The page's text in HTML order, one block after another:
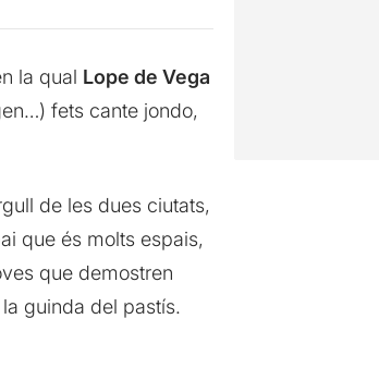
la qual Lope de Vega
fets cante jondo,
de les dues ciutats,
que és molts espais,
que demostren
la guinda del pastís.